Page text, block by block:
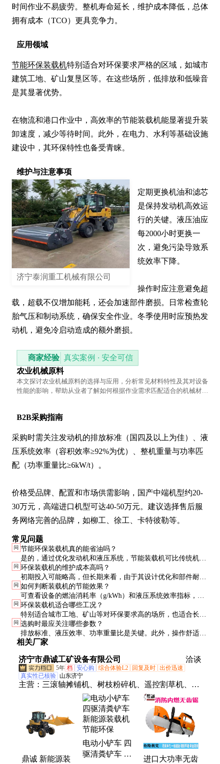
时间作业不易疲劳。整机寿命延长，维护成本降低，总体
拥有成本（TCO）更具竞争力。
应用领域
节能环保装载机特别适合对环保要求严格的区域，如城市
建筑工地、矿山复垦区等。在这些场所，低排放和低噪音
是其显著优势。
在物流和港口作业中，高效率的节能装载机能显著提升装
卸速度，减少等待时间。此外，在电力、水利等基础设施
建设中，其环保特性也备受青睐。
维护与注意事项
济宁泰润重工机械有限公司
定期更换机油和滤芯
是保持发动机高效运
行的关键。液压油应
每2000小时更换一
次，避免污染导致系
统效率下降。
操作时应注意避免超
载，超载不仅增加能耗，还会加速部件磨损。日常检查轮
胎气压和制动系统，确保安全作业。冬季使用时应预热发
动机，避免冷启动造成的额外磨损。
商家经验 真实案例 · 安全可信
农业机械原料
本文探讨农业机械原料的选择与应用，分析常见材料特性及其对设备
性能的影响，帮助从业者了解如何根据作业需求匹配适合的机械材
B2B采购指南
采购时需关注发动机的排放标准（国四及以上为佳）、液
压系统效率（容积效率≥92%为优）、整机重量与功率匹
配（功率重量比≥6kW/t）。
价格受品牌、配置和市场供需影响，国产中端机型约20-
30万元，高端进口机型可达40-50万元。建议选择售后服
务网络完善的品牌，如柳工、徐工、卡特彼勒等。
常见问题
问 节能环保装载机真的能省油吗？
是的，通过优化发动机和液压系统，节能装载机可比传统机型
省油20-30%。长期使用可显著降低燃油成本。
问 环保装载机的维护成本高吗？
初期投入可能略高，但长期来看，由于其设计优化和部件耐用
性提升，总体维护成本反而更低。
问 如何判断装载机的节能效果？
可查看设备的燃油消耗率（g/kWh）和液压系统效率指标，实
际作业中监测单位油耗下的作业量。
问 环保装载机适合哪些工况？
特别适合城市工地、矿山等对环保要求高的场所，也适合长时
间连续作业的工况。
问 选购时最应关注哪些参数？
排放标准、液压效率、功率重量比是关键。此外，操作舒适性
和售后服务也很重要。
相关厂家
济宁市鼎诚工矿设备有限公司 洽谈
5年 档 安心购 综合体验L2 回复及时 出价迅速
真实性已核验 山东济宁
主营： 三滚轴摊铺机、树枝粉碎机、遥控割草机、装
载机、滑移装载机、粉土机、电动叉车、电动液压弯
管机、环氧地坪打磨机、座驾式割草机、手扶式开沟
机、波纹管制管机、履带运输车、管道对口器、电动
坡口机、草坪打孔机、起草皮机、柴油小铲车、碎草
还田机、PE管热熔焊机、钢板铣边机、全自动洗桶
机、矿用检力器、座驾式抹光机、农田捡石机
鼎诚 新能源装
电动小铲车 四
驱清粪铲车 新
进口大功率无齿